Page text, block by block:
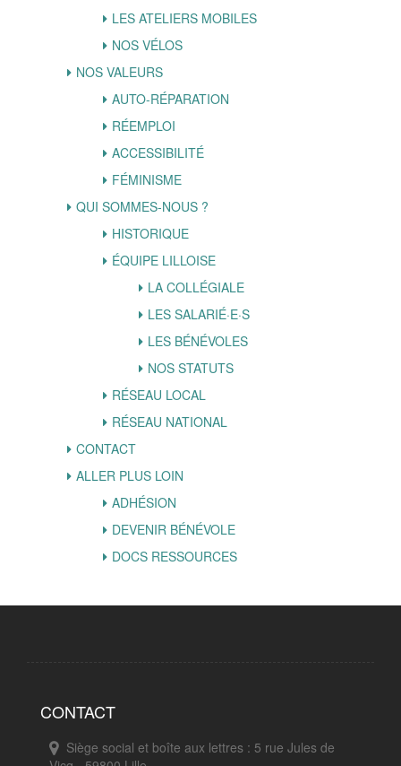
LES ATELIERS MOBILES
NOS VÉLOS
NOS VALEURS
AUTO-RÉPARATION
RÉEMPLOI
ACCESSIBILITÉ
FÉMINISME
QUI SOMMES-NOUS ?
HISTORIQUE
ÉQUIPE LILLOISE
LA COLLÉGIALE
LES SALARIÉ·E·S
LES BÉNÉVOLES
NOS STATUTS
RÉSEAU LOCAL
RÉSEAU NATIONAL
CONTACT
ALLER PLUS LOIN
ADHÉSION
DEVENIR BÉNÉVOLE
DOCS RESSOURCES
CONTACT
Siège social et boîte aux lettres : 5 rue Jules de